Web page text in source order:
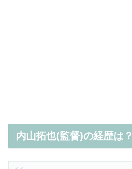
内山拓也(監督)の経歴は？